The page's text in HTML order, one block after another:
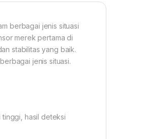
berbagai jenis situasi
merek pertama di
stabilitas yang baik.
jenis situasi.
tinggi, hasil deteksi